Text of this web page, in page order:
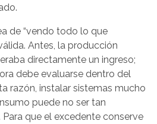
de “vendo todo lo que
Antes, la producción
directamente un ingreso;
debe evaluarse dentro del
razón, instalar sistemas mucho
puede no ser tan
que el excedente conserve